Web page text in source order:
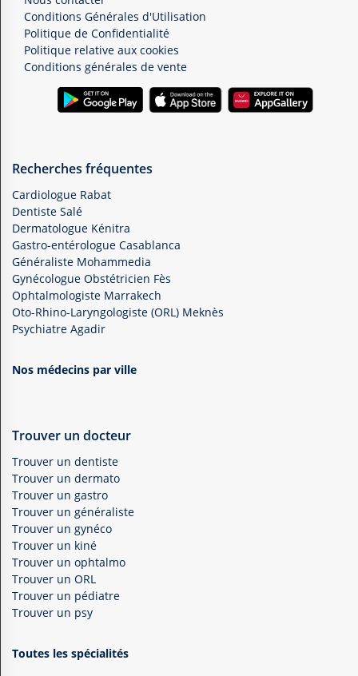
Conditions Générales d'Utilisation
Politique de Confidentialité
Politique relative aux cookies
Conditions générales de vente
Recherches fréquentes
Cardiologue Rabat
Dentiste Salé
Dermatologue Kénitra
Gastro-entérologue Casablanca
Généraliste Mohammedia
Gynécologue Obstétricien Fès
Ophtalmologiste Marrakech
Oto-Rhino-Laryngologiste (ORL) Meknès
Psychiatre Agadir
Nos médecins par ville
Trouver un docteur
Trouver un dentiste
Trouver un dermato
Trouver un gastro
Trouver un généraliste
Trouver un gynéco
Trouver un kiné
Trouver un ophtalmo
Trouver un ORL
Trouver un pédiatre
Trouver un psy
Toutes les spécialités